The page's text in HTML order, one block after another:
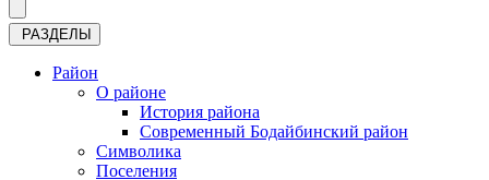
РАЗДЕЛЫ
Район
О районе
История района
Современный Бодайбинский район
Символика
Поселения